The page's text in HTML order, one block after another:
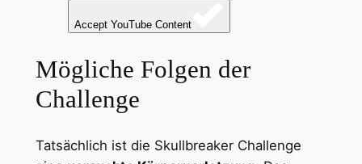
Accept YouTube Content
Mögliche Folgen der
Challenge
Tatsächlich ist die Skullbreaker Challenge